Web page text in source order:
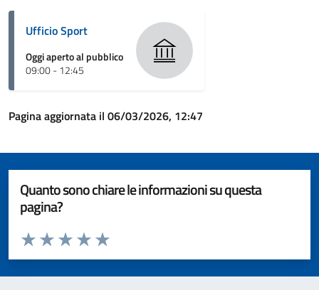
Ufficio Sport
Oggi aperto al pubblico
09:00 - 12:45
Pagina aggiornata il 06/03/2026, 12:47
Quanto sono chiare le informazioni su questa
pagina?
Valuta da 1 a 5 stelle la pagina
Valuta 5 stelle su 5
Valuta 4 stelle su 5
Valuta 3 stelle su 5
Valuta 2 stelle su 5
Valuta 1 stelle su 5